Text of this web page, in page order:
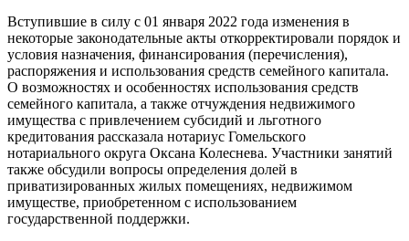
Вступившие в силу с 01 января 2022 года изменения в
некоторые законодательные акты откорректировали порядок и
условия назначения, финансирования (перечисления),
распоряжения и использования средств семейного капитала.
О возможностях и особенностях использования средств
семейного капитала, а также отчуждения недвижимого
имущества с привлечением субсидий и льготного
кредитования рассказала нотариус Гомельского
нотариального округа Оксана Колеснева. Участники занятий
также обсудили вопросы определения долей в
приватизированных жилых помещениях, недвижимом
имуществе, приобретенном с использованием
государственной поддержки.